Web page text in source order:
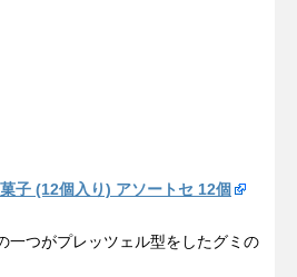
子 (12個入り) アソートセ 12個
一つがプレッツェル型をしたグミの